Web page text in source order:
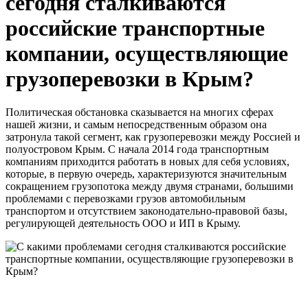
российские транспортные
компании, осуществляющие
грузоперевозки в Крым?
Политическая обстановка сказывается на многих сферах
нашей жизни, и самым непосредственным образом она
затронула такой сегмент, как грузоперевозки между Россией и
полуостровом Крым. С начала 2014 года транспортным
компаниям приходится работать в новых для себя условиях,
которые, в первую очередь, характеризуются значительным
сокращением грузопотока между двумя странами, большими
проблемами с перевозками грузов автомобильным
транспортом и отсутствием законодательно-правовой базы,
регулирующей деятельность ООО и ИП в Крыму.